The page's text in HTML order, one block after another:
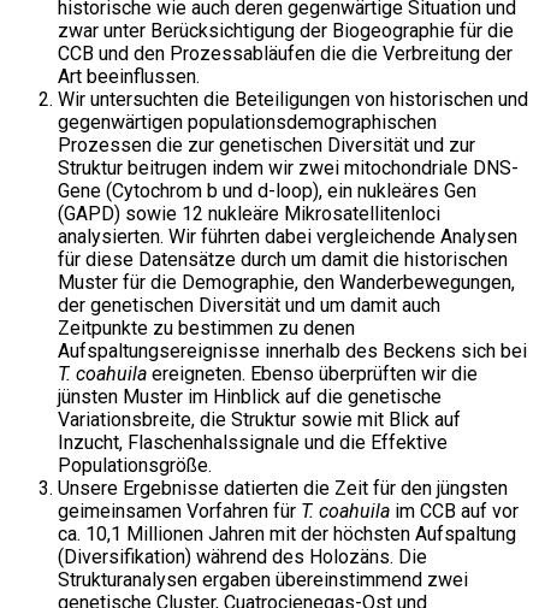
historische wie auch deren gegenwärtige Situation und
zwar unter Berücksichtigung der Biogeographie für die
CCB und den Prozessabläufen die die Verbreitung der
Art beeinflussen.
Wir untersuchten die Beteiligungen von historischen und
gegenwärtigen populationsdemographischen
Prozessen die zur genetischen Diversität und zur
Struktur beitrugen indem wir zwei mitochondriale DNS-
Gene (Cytochrom b und d-loop), ein nukleäres Gen
(GAPD) sowie 12 nukleäre Mikrosatellitenloci
analysierten. Wir führten dabei vergleichende Analysen
für diese Datensätze durch um damit die historischen
Muster für die Demographie, den Wanderbewegungen,
der genetischen Diversität und um damit auch
Zeitpunkte zu bestimmen zu denen
Aufspaltungsereignisse innerhalb des Beckens sich bei
T. coahuila ereigneten. Ebenso überprüften wir die
jünsten Muster im Hinblick auf die genetische
Variationsbreite, die Struktur sowie mit Blick auf
Inzucht, Flaschenhalssignale und die Effektive
Populationsgröße.
Unsere Ergebnisse datierten die Zeit für den jüngsten
geimeinsamen Vorfahren für T. coahuila im CCB auf vor
ca. 10,1 Millionen Jahren mit der höchsten Aufspaltung
(Diversifikation) während des Holozäns. Die
Strukturanalysen ergaben übereinstimmend zwei
genetische Cluster, Cuatrocienegas-Ost und